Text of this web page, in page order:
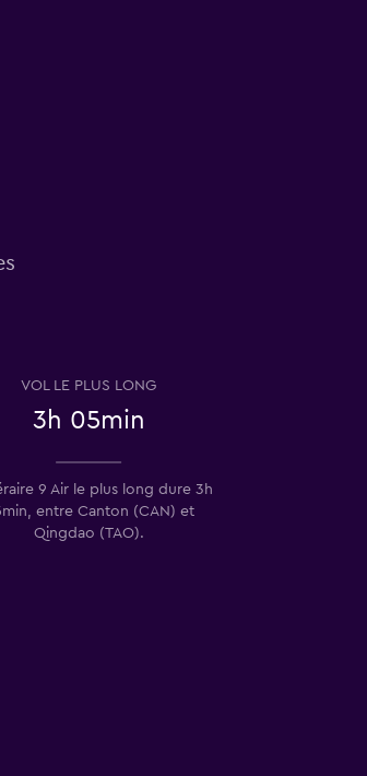
VOL LE PLUS LONG
3h 05min
9 Air le plus long dure 3h
entre Canton (CAN) et
Qingdao (TAO).